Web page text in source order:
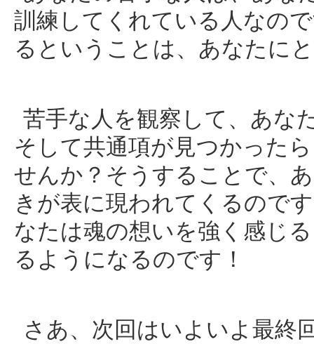
訓練してくれている人なの
るということは、あなたに
苦手な人を観察して、あな
そして共通項が見つかった
せんか？そうすることで、
きが表に現われてくるので
なたは魂の想いを強く感じ
るようになるのです！
さあ、次回はいよいよ最終